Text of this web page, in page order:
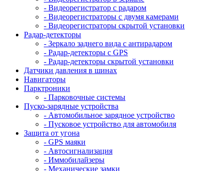
- Видеорегистратор с радаром
- Видеорегистраторы с двумя камерами
- Видеорегистраторы скрытой установки
Радар-детекторы
- Зеркало заднего вида с антирадаром
- Радар-детекторы с GPS
- Радар-детекторы скрытой установки
Датчики давления в шинах
Навигаторы
Парктроники
- Парковочные системы
Пуско-зарядные устройства
- Автомобильное зарядное устройство
- Пусковое устройство для автомобиля
Защита от угона
- GPS маяки
- Автосигнализация
- Иммобилайзеры
- Механические замки